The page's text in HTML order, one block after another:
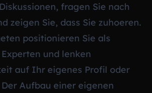
fragen Sie nach
zeigen Sie, dass Sie zuhoeren.
positionieren Sie als
und lenken
auf Ihr eigenes Profil oder
Aufbau einer eigenen